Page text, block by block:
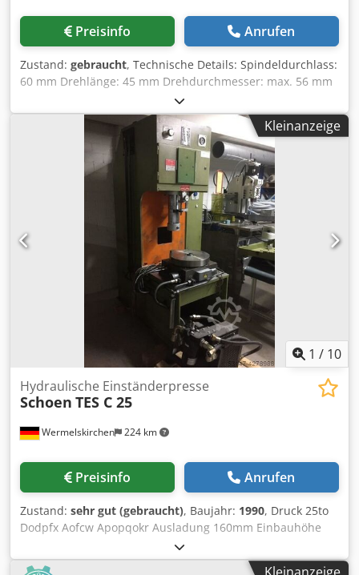
Preisinfo Anrufen
Zustand: gebraucht, Technische Details: Spindeldurchlass:
60 mm Drehlänge: 45 mm Drehdurchmesser: max. 56 mm
Bohrtiefe: max. 70 mm Drehzahl: 48 - 1500 (spindle) U/min
Gewindeschneiden: Drehzahl: 24 - 750 U/min
Werkzeugrevolver - Anzahl Stationen: 8
Gesamtleistungsbedarf: 5,5 kW Maschinengewicht ca.: 2,4
t Raumbedarf ca.: L:2,1x1,0x1,8 m kurvengesteuerter
Drehautomat nach Schablone. Werkstück wird über
Spannpatronne gespannt. Revolverkopf: Scheibenrevolver
Hahn&Tessky Esslingen, Werkzeugweg 80mm, Verstellung
36mm, Abstand Spannzange/Revolverkopf min./max.:
72/188mm 2 Stück Drehsupport, Arbeitsweg 45mm 2 Stück
Abstechsupport, Arbeitsweg ca. 40mm Kühlwasseranlage
Dodpfju Iwyiox Apqokr Maschine ist nicht angeschlossen.
Verkauf zum Abgabepreis. *
Kleinanzeige
1 / 10
Wermelskirchen 224 km
Hydraulische Einständerpresse
Schoen TES C 25
Preisinfo Anrufen
Zustand: sehr gut (gebraucht), Baujahr: 1990, Druck 25to
Dodpfx Aofcw Apopqokr Ausladung 160mm Einbauhöhe
500mm Tischfläche 650x650mm Stösselfläche rund 140mm
Hub 130mm Kraftbedarf 4 KW Gewicht 2000Kg Höhe